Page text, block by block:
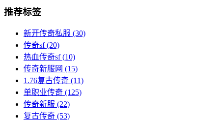
推荐标签
新开传奇私服 (30)
传奇sf(20)
热血传奇sf(10)
传奇新服网 (15)
1.76复古传奇 (11)
单职业传奇 (125)
传奇新服 (22)
复古传奇 (53)